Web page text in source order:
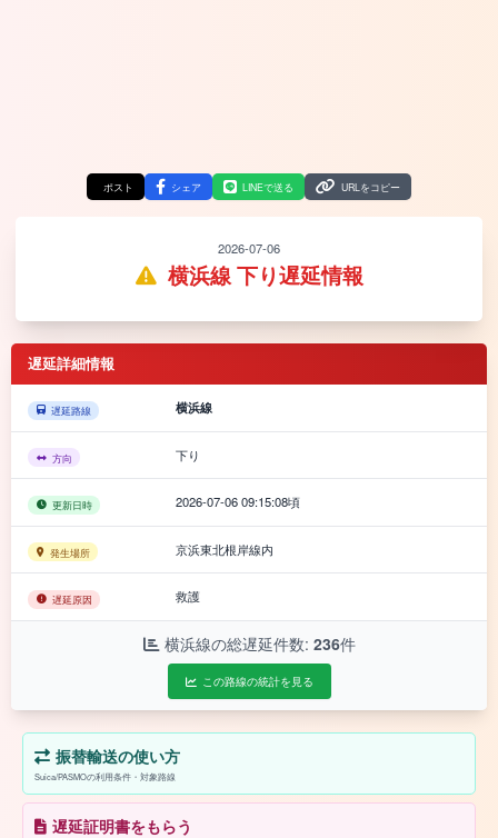
ポスト シェア LINEで送る URLをコピー
2026-07-06
横浜線 下り遅延情報
遅延詳細情報
遅延路線 横浜線
方向 下り
更新日時 2026-07-06 09:15:08頃
発生場所 京浜東北根岸線内
遅延原因 救護
横浜線の総遅延件数: 236件
この路線の統計を見る
振替輸送の使い方
Suica/PASMOの利用条件・対象路線
遅延証明書をもらう